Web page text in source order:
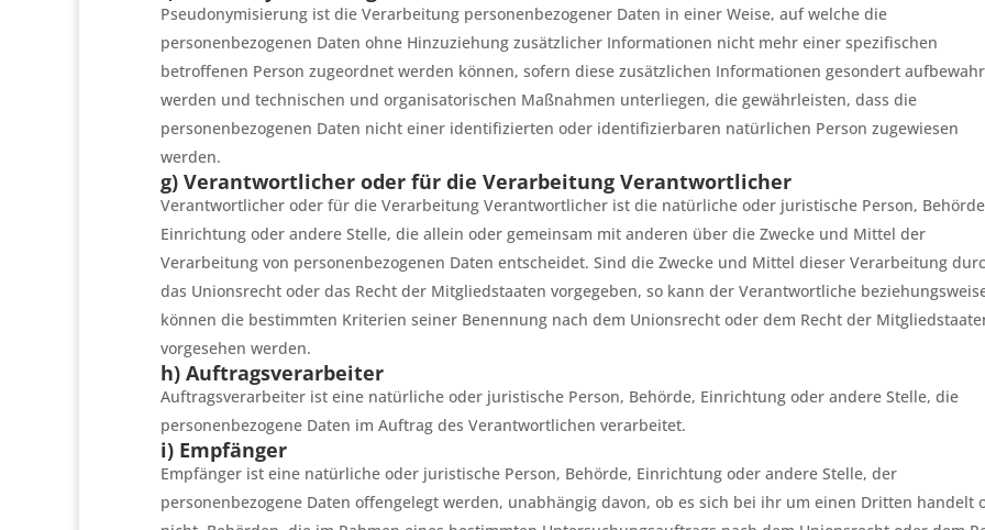
Pseudonymisierung ist die Verarbeitung personenbezogener Daten in einer Weise, auf welche die
personenbezogenen Daten ohne Hinzuziehung zusätzlicher Informationen nicht mehr einer spezifischen
betroffenen Person zugeordnet werden können, sofern diese zusätzlichen Informationen gesondert
werden und technischen und organisatorischen Maßnahmen unterliegen, die gewährleisten, dass die
personenbezogenen Daten nicht einer identifizierten oder identifizierbaren natürlichen Person zugewiesen
werden.
g) Verantwortlicher oder für die Verarbeitung Verantwortlicher
Verantwortlicher oder für die Verarbeitung Verantwortlicher ist die natürliche oder juristische Person,
Einrichtung oder andere Stelle, die allein oder gemeinsam mit anderen über die Zwecke und Mittel der
Verarbeitung von personenbezogenen Daten entscheidet. Sind die Zwecke und Mittel dieser Verarbeitung
das Unionsrecht oder das Recht der Mitgliedstaaten vorgegeben, so kann der Verantwortliche
können die bestimmten Kriterien seiner Benennung nach dem Unionsrecht oder dem Recht der
vorgesehen werden.
h) Auftragsverarbeiter
Auftragsverarbeiter ist eine natürliche oder juristische Person, Behörde, Einrichtung oder andere Stelle, die
personenbezogene Daten im Auftrag des Verantwortlichen verarbeitet.
i) Empfänger
Empfänger ist eine natürliche oder juristische Person, Behörde, Einrichtung oder andere Stelle, der
personenbezogene Daten offengelegt werden, unabhängig davon, ob es sich bei ihr um einen Dritten handelt